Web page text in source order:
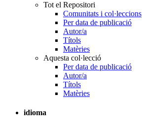
Tot el Repositori
Comunitats i col·leccions
Per data de publicació
Autor/a
Títols
Matèries
Aquesta col·lecció
Per data de publicació
Autor/a
Títols
Matèries
idioma